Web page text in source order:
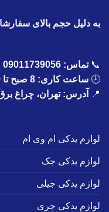
به دلیل حجم بالای
📞تماس: 09011739056
🕗 ساعت کاری: 8 صبح تا 9 شب
📍
آدرس: تهران، چراغ
لوازم یدکی ام وی ام
لوازم یدکی جک
لوازم یدکی جیلی
لوازم یدکی چری